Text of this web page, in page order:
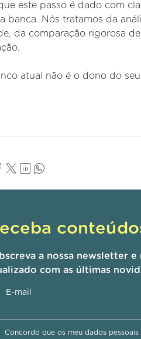
este passo é dado com
banca. Nós tratamos da
da comparação rigorosa
atual não é o dono do
a nossa newsletter e
com as últimas
Concordo que os meu dados